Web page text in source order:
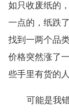
如只收废纸的
一点的，纸跌
找到一两个品
价格突然涨了
些手里有货的
可能是我